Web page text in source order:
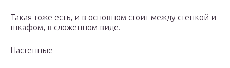
Такая тоже есть, и в основном стоит между стенкой и
шкафом, в сложенном виде.
Настенные